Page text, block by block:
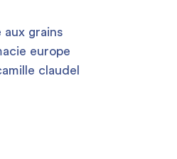
aux grains
europe
claudel